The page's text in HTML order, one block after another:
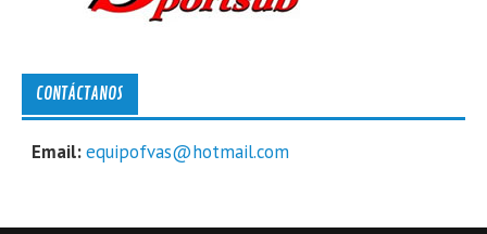
CONTÁCTANOS
Email:equipofvas@hotmail.com